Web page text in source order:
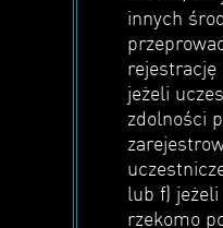
innych
rejestrację
jeżeli
zdolności
lub f)
rzekomo